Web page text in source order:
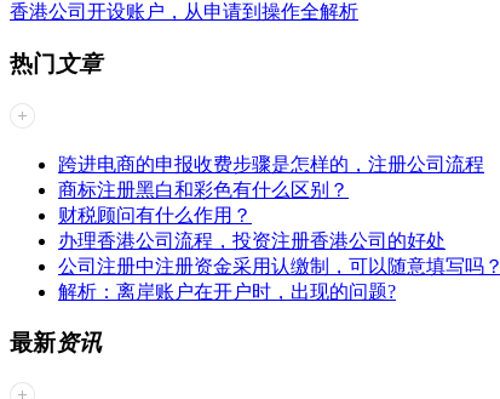
香港公司开设账户，从申请到操作全解析
热门 文章
跨进电商的申报收费步骤是怎样的，注册公司流程
商标注册黑白和彩色有什么区别？
财税顾问有什么作用？
办理香港公司流程，投资注册香港公司的好处
公司注册中注册资金采用认缴制，可以随意填写吗？
解析：离岸账户在开户时，出现的问题?
最新资讯